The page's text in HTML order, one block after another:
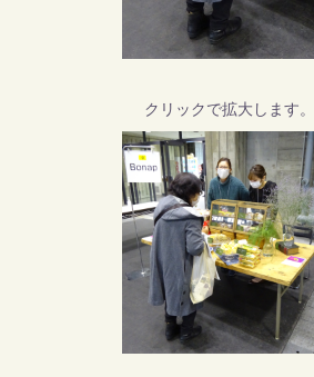
クリックで拡大します。